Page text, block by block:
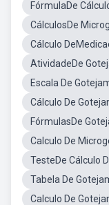
FórmulaDe
CálculosDe
Cálculo
AtividadeDe
Escala De
Cálculo De
FórmulasDe
Calculo De
TesteDe Cálculo
Tabela De
Calculo De